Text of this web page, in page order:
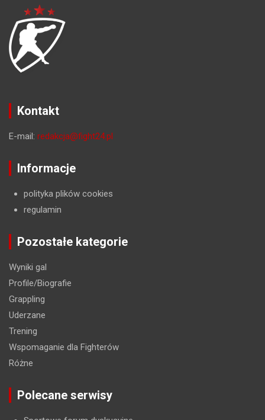
Kontakt
E-mail: redakcja@fight24.pl
Informacje
polityka plików cookies
regulamin
Pozostałe kategorie
Wyniki gal
Profile/Biografie
Grappling
Uderzane
Trening
Wspomaganie dla Fighterów
Różne
Polecane serwisy